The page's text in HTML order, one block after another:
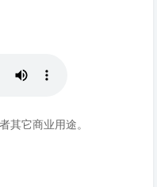
其它商业用途。